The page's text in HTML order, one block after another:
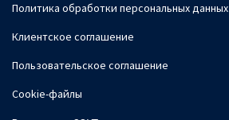
Политика обработки персональных данных
Клиентское соглашение
Пользовательское соглашение
Cookie-файлы